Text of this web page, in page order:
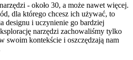
- około 30, a może nawet więcej.
dla którego chcesz ich używać, to
designu i uczynienie go bardziej
narzędzi zachowaliśmy tylko
swoim kontekście i oszczędzają nam